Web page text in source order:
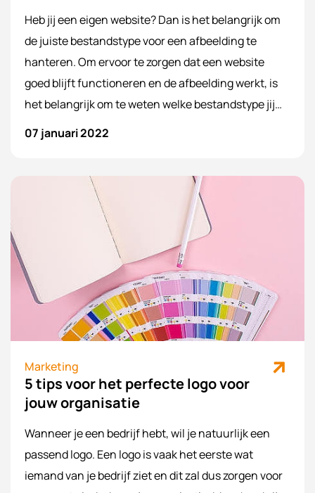
Heb jij een eigen website? Dan is het belangrijk om
de juiste bestandstype voor een afbeelding te
hanteren. Om ervoor te zorgen dat een website
goed blijft functioneren en de afbeelding werkt, is
het belangrijk om te weten welke bestandstype jij
nodig hebt om een afbeelding te kiezen. Na het
zijn en welke jij moet kiezen voor jouw website of
andere doeleinden.
07 januari 2022
Marketing
5 tips voor het perfecte logo voor
jouw organisatie
Wanneer je een bedrijf hebt, wil je natuurlijk een
passend logo. Een logo is vaak het eerste wat
iemand van je bedrijf ziet en dit zal dus zorgen voor